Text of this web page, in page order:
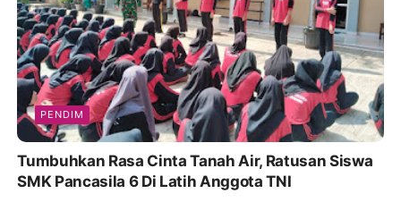
PENDIM
Tumbuhkan Rasa Cinta Tanah Air, Ratusan Siswa
SMK Pancasila 6 Di Latih Anggota TNI